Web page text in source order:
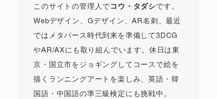
このサイトの管理人でコウ・タダシです。
Webデザイン、Gデザイン、AR名刺、最近
ではメタバース時代到来を準備して3DCG
やAR/AXにも取り組んでいます。休日は東
京・国立市をジョギングしてコースで絵を
描くランニングアートを楽しみ、英語・韓
国語・中国語の準三級検定にも挑戦中。